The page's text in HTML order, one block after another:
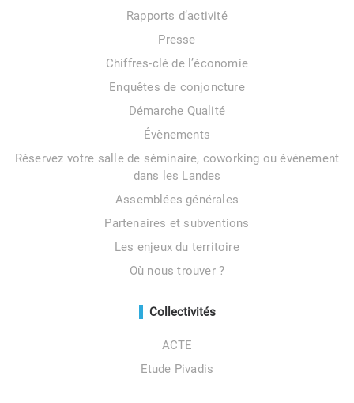
Rapports d’activité
Presse
Chiffres-clé de l’économie
Enquêtes de conjoncture
Démarche Qualité
Évènements
Réservez votre salle de séminaire, coworking ou événement
dans les Landes
Assemblées générales
Partenaires et subventions
Les enjeux du territoire
Où nous trouver ?
Collectivités
ACTE
Etude Pivadis